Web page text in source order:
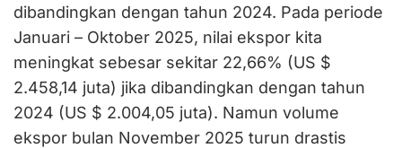
dibandingkan dengan tahun 2024. Pada periode
Januari – Oktober 2025, nilai ekspor kita
meningkat sebesar sekitar 22,66% (US $
2.458,14 juta) jika dibandingkan dengan tahun
2024 (US $ 2.004,05 juta). Namun volume
ekspor bulan November 2025 turun drastis